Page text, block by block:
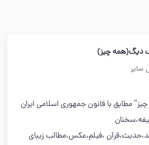
دیگ(همه چیز)
سایر
مطابق با قانون جمهوری اسلامی ایران
،فیلم،عکس،مطالب زیبای